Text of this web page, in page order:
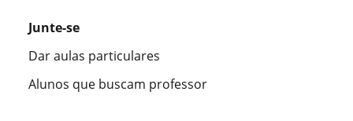
Junte-se
Dar aulas particulares
Alunos que buscam professor